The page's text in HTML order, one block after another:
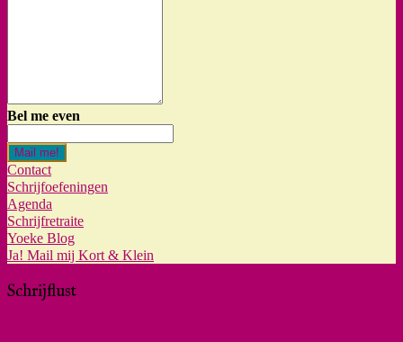
Bel me even
Mail me!
Contact
Schrijfoefeningen
Agenda
Schrijfretraite
Yoeke Blog
Ja! Mail mij Kort & Klein
Schrijflust